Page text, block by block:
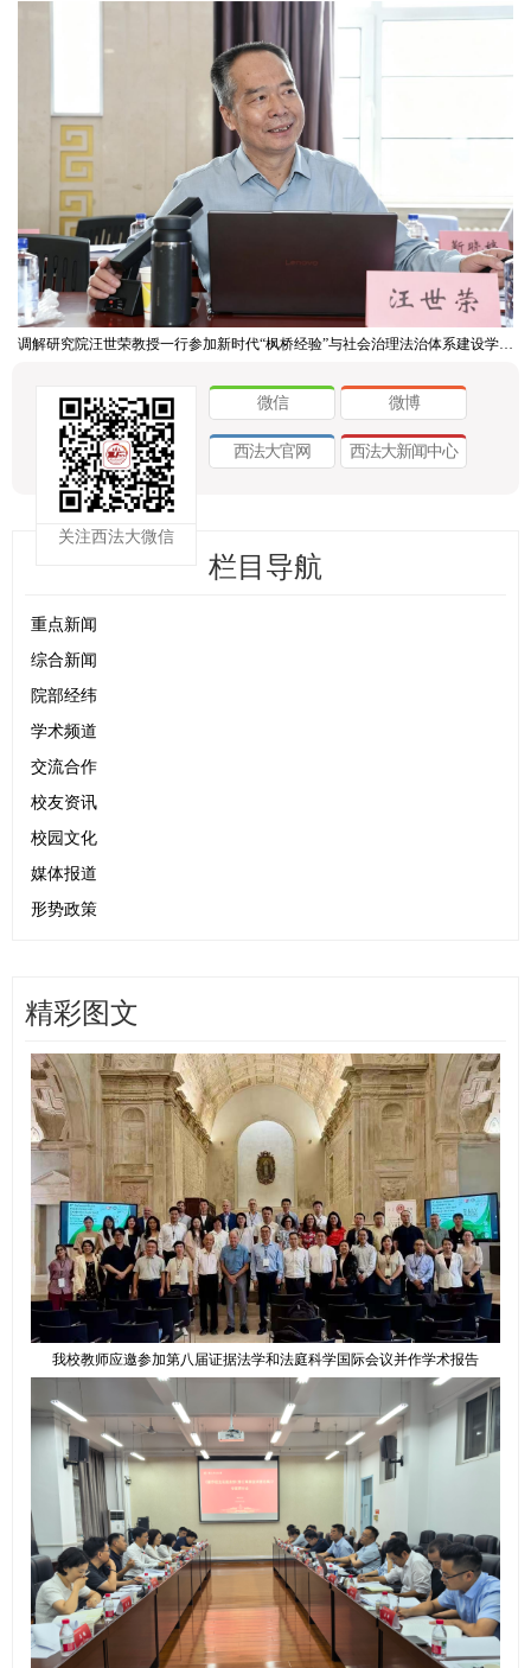
关注西法大微信
微信 微博
西法大官网 西法大新闻中心
栏目导航
重点新闻
综合新闻
院部经纬
学术频道
交流合作
校友资讯
校园文化
媒体报道
形势政策
精彩图文
我校教师应邀参加第八届证据法学和法庭科学国际会议并作学术报告